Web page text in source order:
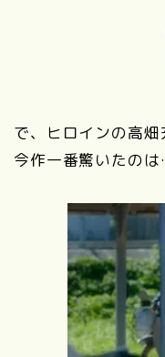
で、ヒロインの高
今作一番驚いたのは